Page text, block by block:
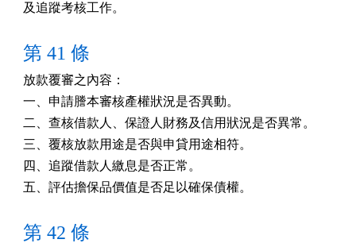
及追蹤考核工作。
第 41 條
放款覆審之內容：
一、申請謄本審核產權狀況是否異動。
二、查核借款人、保證人財務及信用狀況是否異常。
三、覆核放款用途是否與申貸用途相符。
四、追蹤借款人繳息是否正常。
五、評估擔保品價值是否足以確保債權。
第 42 條